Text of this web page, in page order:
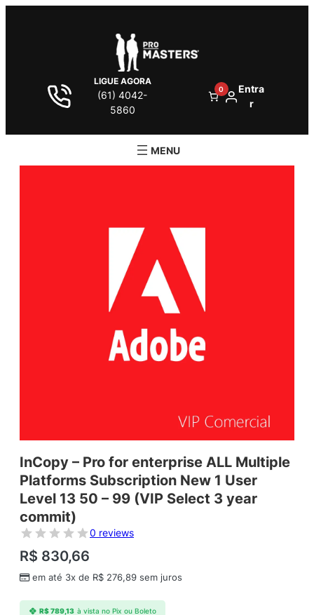
LIGUE AGORA
(61) 4042-
5860
0
Entra
r
InCopy – Pro for enterprise ALL Multiple
Platforms Subscription New 1 User
Level 13 50 – 99 (VIP Select 3 year
commit)
0 reviews
R$ 830,66
em até 3x de R$ 276,89 sem juros
R$789,13 à vista no Pix ou Boleto